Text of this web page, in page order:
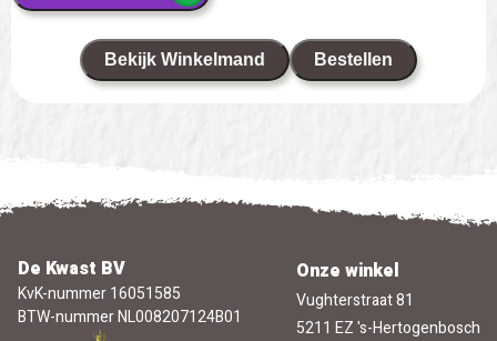
Bekijk Winkelmand Bestellen
De Kwast BV
KvK-nummer 16051585
BTW-nummer NL008207124B01
Onze winkel
Vughterstraat 81
5211 EZ 's-Hertogenbosch